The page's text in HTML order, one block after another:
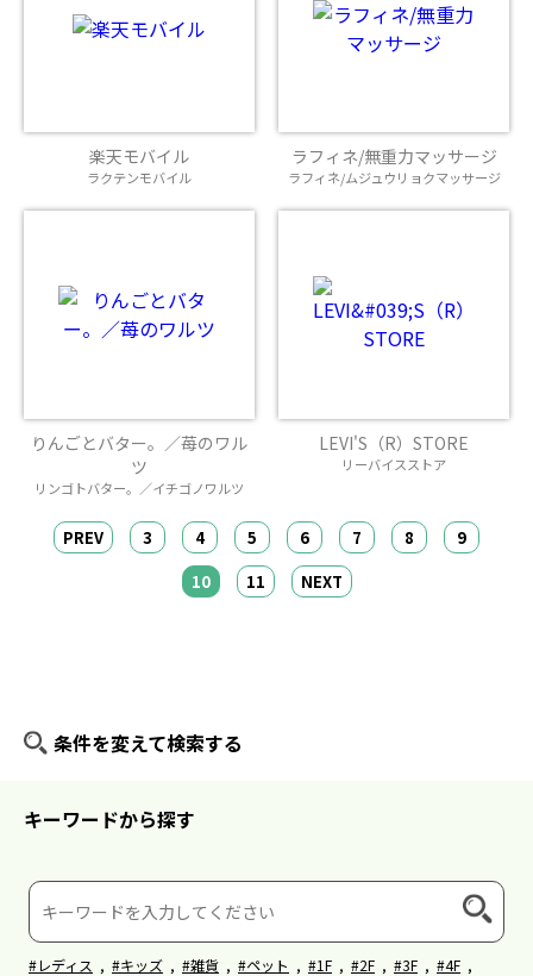
楽天モバイル
ラクテンモバイル
ラフィネ/無重力マッサージ
ラフィネ/ムジュウリョクマッサージ
りんごとバター。／苺のワル
ツ
リンゴトバター。／イチゴノワルツ
LEVI'S（R）STORE
リーバイスストア
PREV 3 4 5 6 7 8
9
10
11 NEXT
条件を変えて検索する
キーワードから探す
#レディス , #キッズ , #雑貨 , #ペット , #1F , #2F , #3F , #4F ,